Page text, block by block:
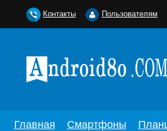
Главная Смартфоны
Контакты Пользователям